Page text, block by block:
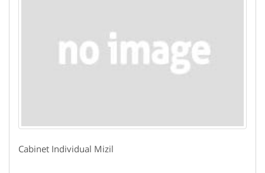
Cabinet Individual Mizil